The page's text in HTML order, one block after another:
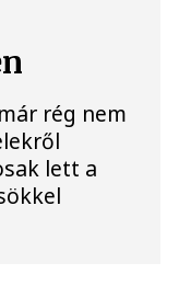
rég nem
lett a